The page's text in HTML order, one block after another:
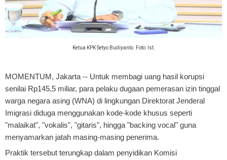
Ketua KPK Setyo Budiyanto. Foto: Ist.
MOMENTUM, Jakarta -- Untuk membagi uang hasil korupsi
senilai Rp145,5 miliar, para pelaku dugaan pemerasan izin tinggal
warga negara asing (WNA) di lingkungan Direktorat Jenderal
Imigrasi diduga menggunakan kode-kode khusus seperti
"malaikat", "vokalis", "gitaris", hingga "backing vocal" guna
menyamarkan jatah masing-masing penerima.
Praktik tersebut terungkap dalam penyidikan Komisi